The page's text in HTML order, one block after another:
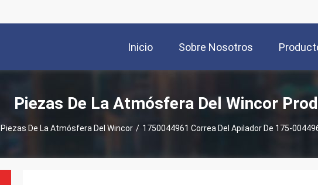
Inicio Sobre Nosotros
Piezas De La Atmósfera Del Wincor
Piezas De La Atmósfera Del Wincor / 1750044961 Correa Del Apilador De 175-